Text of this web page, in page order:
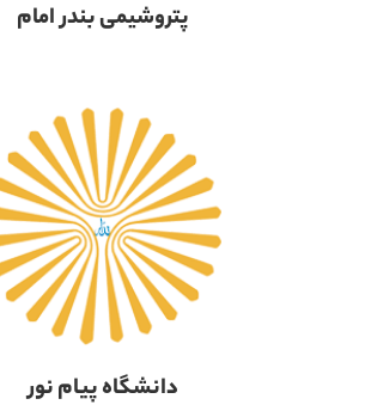
پتروشیمی بندر امام
دانشگاه پیام نور